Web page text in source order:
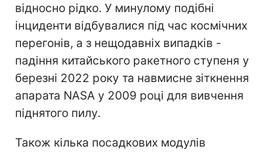
відносно рідко. У минулому подібні
інциденти відбувалися під час космічних
перегонів, а з нещодавніх випадків -
падіння китайського ракетного ступеня у
березні 2022 року та навмисне зіткнення
апарата NASA у 2009 році для вивчення
піднятого пилу.
Також кілька посадкових модулів